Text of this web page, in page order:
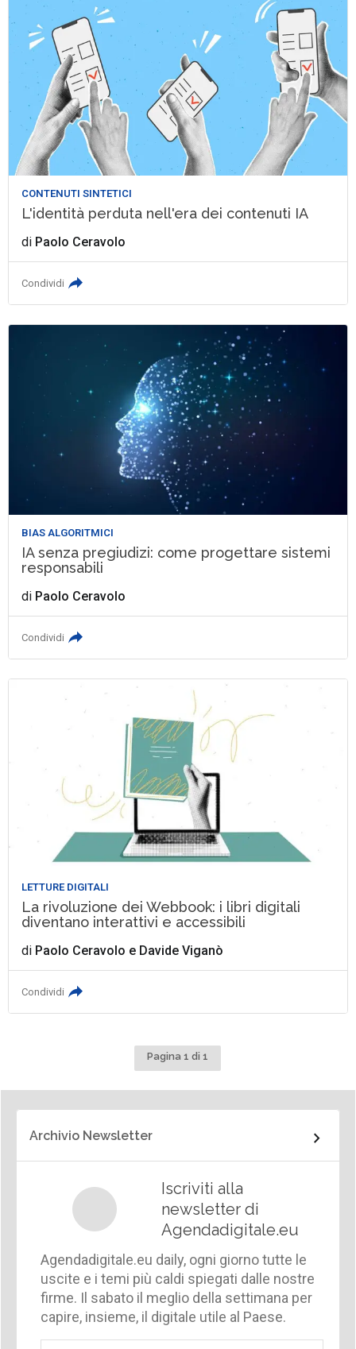
CONTENUTI SINTETICI
L'identità perduta nell'era dei contenuti IA
di Paolo Ceravolo
Condividi
BIAS ALGORITMICI
IA senza pregiudizi: come progettare sistemi
responsabili
di Paolo Ceravolo
Condividi
LETTURE DIGITALI
La rivoluzione dei Webbook: i libri digitali
diventano interattivi e accessibili
di Paolo Ceravolo e Davide Viganò
Condividi
Pagina 1 di 1
Archivio Newsletter
Iscriviti alla
newsletter di
Agendadigitale.eu
Agendadigitale.eu daily, ogni giorno tutte le
uscite e i temi più caldi spiegati dalle nostre
firme. Il sabato il meglio della settimana per
capire, insieme, il digitale utile al Paese.